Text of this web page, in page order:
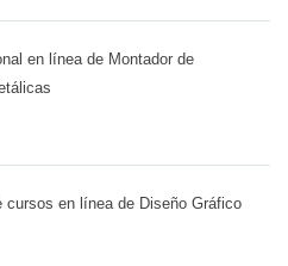
en línea de Montador de
cursos en línea de Diseño Gráfico